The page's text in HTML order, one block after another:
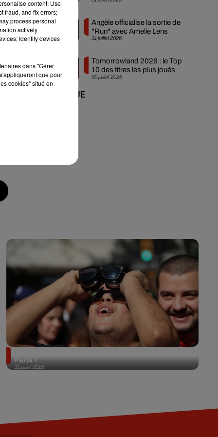
31 juillet 2026
Angèle officialise la sortie de
"Run" avec Amelie Lens
30 juillet 2026
Tomorrowland 2026 : le Top
10 des titres les plus joués
+ DE MUSIQUE
31 juillet 2026
Paris ?
content; Use
fraud, and fix errors;
process personal
actively
Identify devices
dans "Gérer
que pour
cookies" situé en